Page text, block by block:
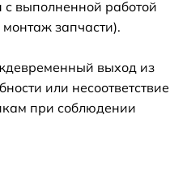
выполненной работой
запчасти).
выход из
или несоответствие
при соблюдении